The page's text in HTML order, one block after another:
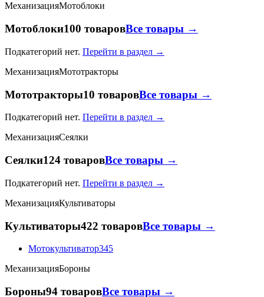
МеханизацияМотоблоки
Мотоблоки100 товаровВсе товары →
Подкатегорий нет. Перейти в раздел →
МеханизацияМототракторы
Мототракторы10 товаровВсе товары →
Подкатегорий нет. Перейти в раздел →
МеханизацияСеялки
Сеялки124 товаровВсе товары →
Подкатегорий нет. Перейти в раздел →
МеханизацияКультиваторы
Культиваторы422 товаровВсе товары →
Мотокультиватор345
МеханизацияБороны
Бороны94 товаровВсе товары →